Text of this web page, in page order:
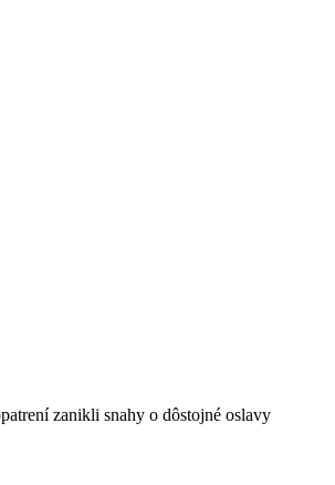
zanikli snahy o dôstojné oslavy